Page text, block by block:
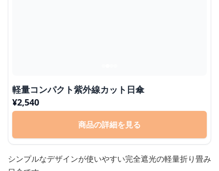
軽量コンパクト紫外線カット日傘
¥2,540
商品の詳細を見る
シンプルなデザインが使いやすい完全遮光の軽量折り畳み